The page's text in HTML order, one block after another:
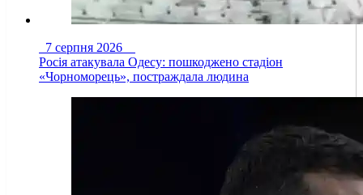
7 серпня 2026
Росія атакувала Одесу: пошкоджено стадіон
«Чорноморець», постраждала людина